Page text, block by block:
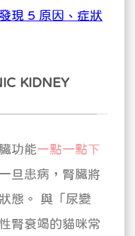
現 5 原因、症狀
KIDNEY
功能一點一點下
旦患病，腎臟將
態。
與「尿變
腎衰竭的貓咪常